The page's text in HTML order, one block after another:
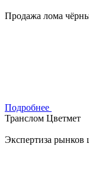
Продажа лома
Подробнее
Транслом Цветмет
Экспертиза рынков